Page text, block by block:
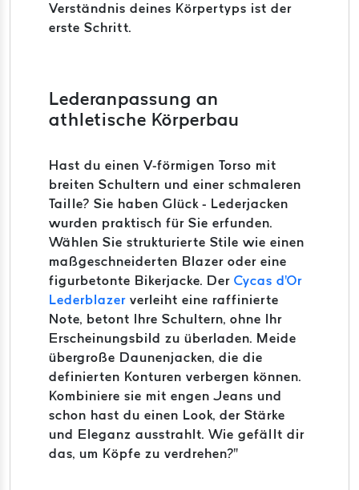
Verständnis deines Körpertyps ist der
erste Schritt.
Lederanpassung an
athletische Körperbau
Hast du einen V-förmigen Torso mit
breiten Schultern und einer schmaleren
Taille? Sie haben Glück - Lederjacken
wurden praktisch für Sie erfunden.
Wählen Sie strukturierte Stile wie einen
maßgeschneiderten Blazer oder eine
figurbetonte Bikerjacke. Der Cycas d'Or
Lederblazer verleiht eine raffinierte
Note, betont Ihre Schultern, ohne Ihr
Erscheinungsbild zu überladen. Meide
übergroße Daunenjacken, die die
definierten Konturen verbergen können.
Kombiniere sie mit engen Jeans und
schon hast du einen Look, der Stärke
und Eleganz ausstrahlt. Wie gefällt dir
das, um Köpfe zu verdrehen?"